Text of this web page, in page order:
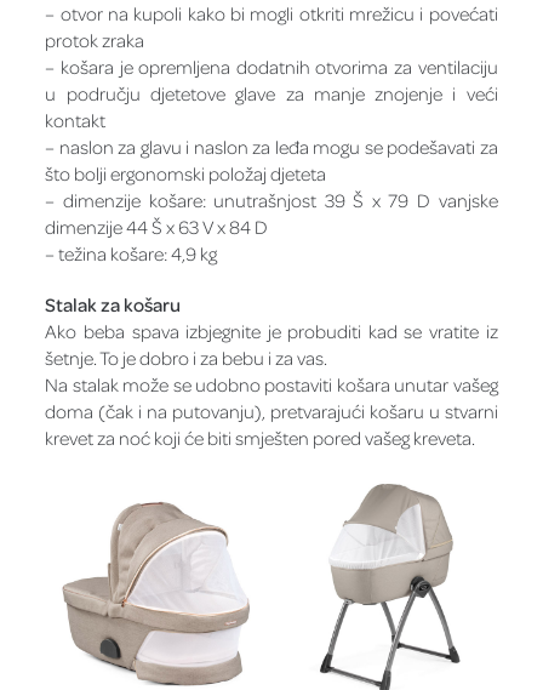
– otvor na kupoli kako bi mogli otkriti mrežicu i povećati
protok zraka
– košara je opremljena dodatnih otvorima za ventilaciju
u području djetetove glave za manje znojenje i veći
kontakt
– naslon za glavu i naslon za leđa mogu se podešavati za
što bolji ergonomski položaj djeteta
– dimenzije košare: unutrašnjost 39 Š x 79 D vanjske
dimenzije 44 Š x 63 V x 84 D
– težina košare: 4,9 kg
Stalak za košaru
Ako beba spava izbjegnite je probuditi kad se vratite iz
šetnje. To je dobro i za bebu i za vas.
Na stalak može se udobno postaviti košara unutar vašeg
doma (čak i na putovanju), pretvarajući košaru u stvarni
krevet za noć koji će biti smješten pored vašeg kreveta.